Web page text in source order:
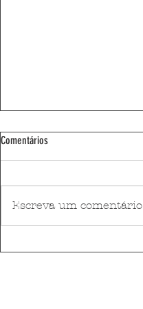
Comentários
Escreva um comentário